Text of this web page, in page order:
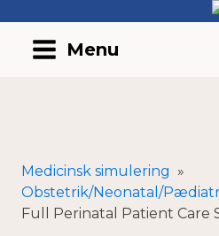
Menu
Medicinsk simulering »
Obstetrik/Neonatal/
Full Perinatal Patient Care